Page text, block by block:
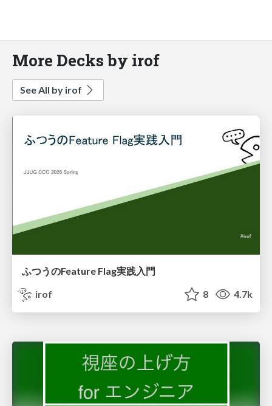
More Decks by irof
See All by irof
ふつうのFeature Flag実践入門
irof
8 4.7k